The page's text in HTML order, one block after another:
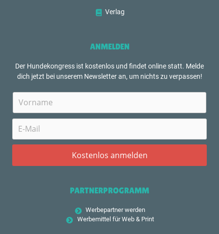
Verlag
ANMELDEN
Der Hundekongress ist kostenlos und findet online statt. Melde
dich jetzt bei unserem Newsletter an, um nichts zu verpassen!
PARTNERPROGRAMM
Werbepartner werden
Werbemittel für Web & Print